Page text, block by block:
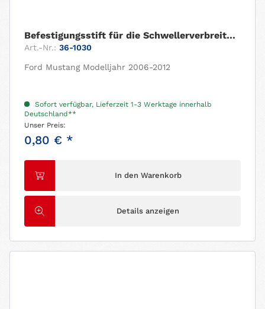
Befestigungsstift für die Schwellerverbreiterungen
Art.-Nr.: 36-1030
Ford Mustang Modelljahr 2006-2012
Sofort verfügbar, Lieferzeit 1-3 Werktage innerhalb
Deutschland**
Unser Preis:
0,80 € *
In den Warenkorb
Details anzeigen